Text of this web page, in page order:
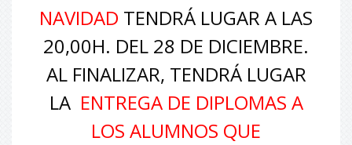
NAVIDAD TENDRÁ LUGAR A LAS
20,00H. DEL 28 DE DICIEMBRE.
AL FINALIZAR, TENDRÁ LUGAR
LA ENTREGA DE DIPLOMAS A
LOS ALUMNOS QUE